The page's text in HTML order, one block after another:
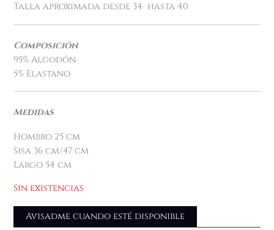
Talla aproximada desde 34 hasta 40
Composición
95% Algodón
5% Elastano
Medidas
Hombro 25 cm
Sisa 36 cm/47 cm
Largo 54 cm
Sin existencias
Avisadme cuando esté disponible